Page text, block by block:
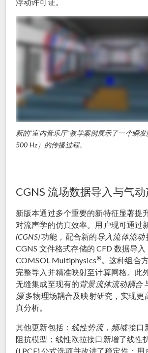
新的“室内音乐厅”教学案例展示了一个瞬
500 Hz）的传播过程。
CGNS 流场数据导入与气
新版本通过多个重要的新特征显著提
对流声学的仿真效率。用户现可通过
(CGNS)功能，配合新的导入流体流动
CGNS 文件格式存储的 CFD 数据导入
COMSOL Multiphysics®。这种组合
完整导入并精准映射至计算网格。此
无缝集成至现有的背景流体流动耦合
源多物理场耦合及映射研究，实现更
真分析。
其他更新包括： 线性势流，频域接口
阻抗模型；线性欧拉接口新增了线性
(LPCE) 公式选项并改进了稳定性；用